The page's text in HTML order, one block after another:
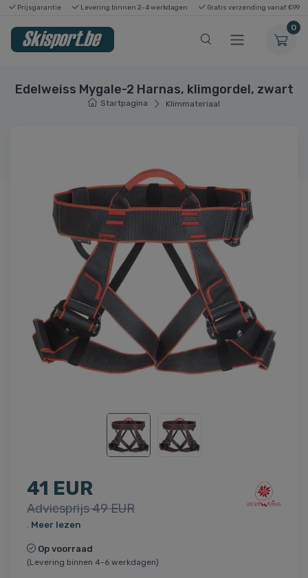
Prijsgarantie Levering binnen 2-4 werkdagen Gratis verzending vanaf €99
0
Edelweiss Mygale-2 Harnas, klimgordel, zwart
Startpagina Klimmateriaal
41 EUR
Adviesprijs 49 EUR
Meer lezen
Op voorraad
(Levering binnen 4-6 werkdagen)